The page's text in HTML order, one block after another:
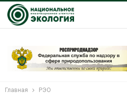
Главная РЭО